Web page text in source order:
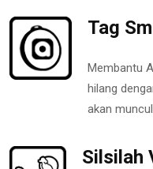
Tag
Membantu
hilang
akan
Silsilah